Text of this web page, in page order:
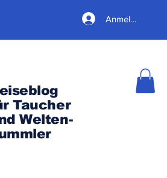
Anmelden
Taucher
Welten-